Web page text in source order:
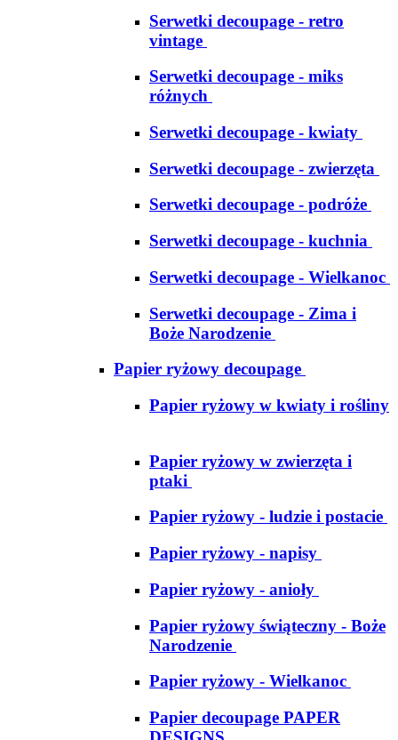
Serwetki decoupage - retro
vintage
Serwetki decoupage - miks
różnych
Serwetki decoupage - kwiaty
Serwetki decoupage - zwierzęta
Serwetki decoupage - podróże
Serwetki decoupage - kuchnia
Serwetki decoupage - Wielkanoc
Serwetki decoupage - Zima i
Boże Narodzenie
Papier ryżowy decoupage
Papier ryżowy w kwiaty i rośliny
Papier ryżowy w zwierzęta i
ptaki
Papier ryżowy - ludzie i postacie
Papier ryżowy - napisy
Papier ryżowy - anioły
Papier ryżowy świąteczny - Boże
Narodzenie
Papier ryżowy - Wielkanoc
Papier decoupage PAPER